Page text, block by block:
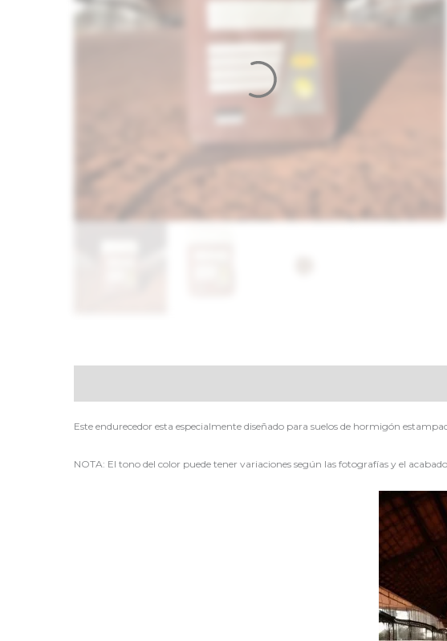
Este endurecedor esta especialmente diseñado para suelos de hormigón
NOTA: El tono del color puede tener variaciones según las fotografías y el